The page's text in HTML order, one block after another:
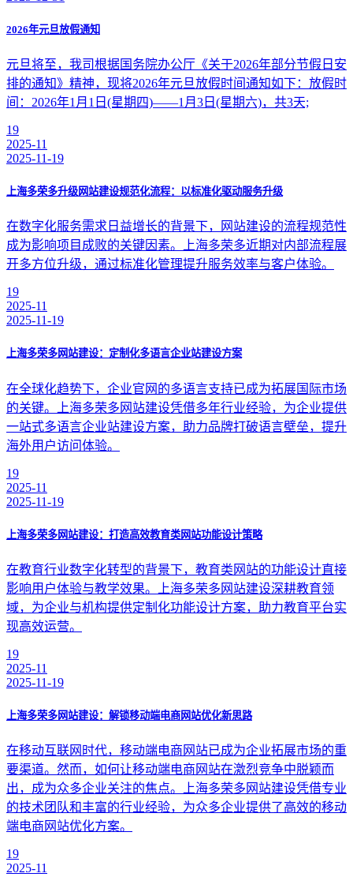
2026年元旦放假通知
元旦将至，我司根据国务院办公厅《关于2026年部分节假日安
排的通知》精神，现将2026年元旦放假时间通知如下：放假时
间：2026年1月1日(星期四)——1月3日(星期六)，共3天;
19
2025-11
2025-11-19
上海多荣多升级网站建设规范化流程：以标准化驱动服务升级
在数字化服务需求日益增长的背景下，网站建设的流程规范性
成为影响项目成败的关键因素。上海多荣多近期对内部流程展
开多方位升级，通过标准化管理提升服务效率与客户体验。
19
2025-11
2025-11-19
上海多荣多网站建设：定制化多语言企业站建设方案
在全球化趋势下，企业官网的多语言支持已成为拓展国际市场
的关键。上海多荣多网站建设凭借多年行业经验，为企业提供
一站式多语言企业站建设方案，助力品牌打破语言壁垒，提升
海外用户访问体验。
19
2025-11
2025-11-19
上海多荣多网站建设：打造高效教育类网站功能设计策略
在教育行业数字化转型的背景下，教育类网站的功能设计直接
影响用户体验与教学效果。上海多荣多网站建设深耕教育领
域，为企业与机构提供定制化功能设计方案，助力教育平台实
现高效运营。
19
2025-11
2025-11-19
上海多荣多网站建设：解锁移动端电商网站优化新思路
在移动互联网时代，移动端电商网站已成为企业拓展市场的重
要渠道。然而，如何让移动端电商网站在激烈竞争中脱颖而
出，成为众多企业关注的焦点。上海多荣多网站建设凭借专业
的技术团队和丰富的行业经验，为众多企业提供了高效的移动
端电商网站优化方案。
19
2025-11